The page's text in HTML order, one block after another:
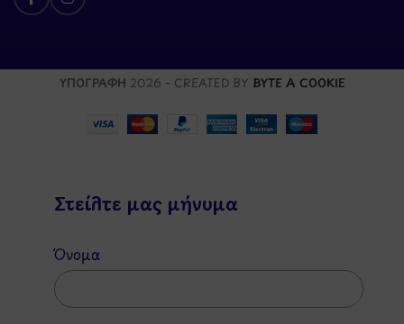
ΥΠΟΓΡΑΦΗ 2026 - CREATED BY BYTE A COOKIE
Στείλτε μας μήνυμα
Όνομα